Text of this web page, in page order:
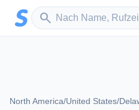
Zum Hauptinhalt springen
search
Sender suchen
North America/United States/